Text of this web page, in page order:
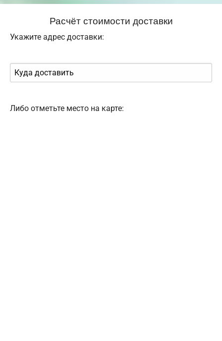
Расчёт стоимости доставки
Укажите адрес доставки:
Либо отметьте место на карте: